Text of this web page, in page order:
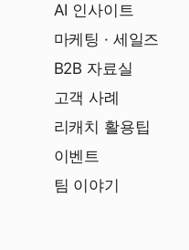
AI 인사이트
마케팅 · 세일즈
B2B 자료실
고객 사례
리캐치 활용팁
이벤트
팀 이야기